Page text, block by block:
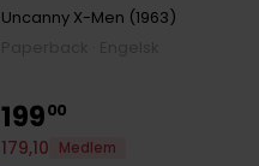
Uncanny X-Men (1963)
19900
179,10
Medlem